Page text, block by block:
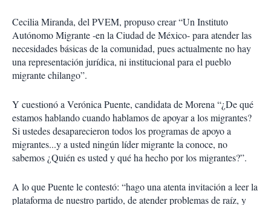
Cecilia Miranda, del PVEM, propuso crear “Un Instituto
Autónomo Migrante -en la Ciudad de México- para atender las
necesidades básicas de la comunidad, pues actualmente no hay
una representación jurídica, ni institucional para el pueblo
migrante chilango”.
Y cuestionó a Verónica Puente, candidata de Morena “¿De qué
estamos hablando cuando hablamos de apoyar a los migrantes?
Si ustedes desaparecieron todos los programas de apoyo a
migrantes...y a usted ningún líder migrante la conoce, no
sabemos ¿Quién es usted y qué ha hecho por los migrantes?”.
A lo que Puente le contestó: “hago una atenta invitación a leer la
plataforma de nuestro partido, de atender problemas de raíz, y